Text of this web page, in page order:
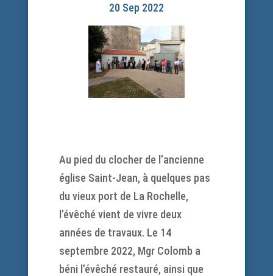
20 Sep 2022
Au pied du clocher de l’ancienne
église Saint-Jean, à quelques pas
du vieux port de La Rochelle,
l’évêché vient de vivre deux
années de travaux. Le 14
septembre 2022, Mgr Colomb a
béni l’évêché restauré, ainsi que